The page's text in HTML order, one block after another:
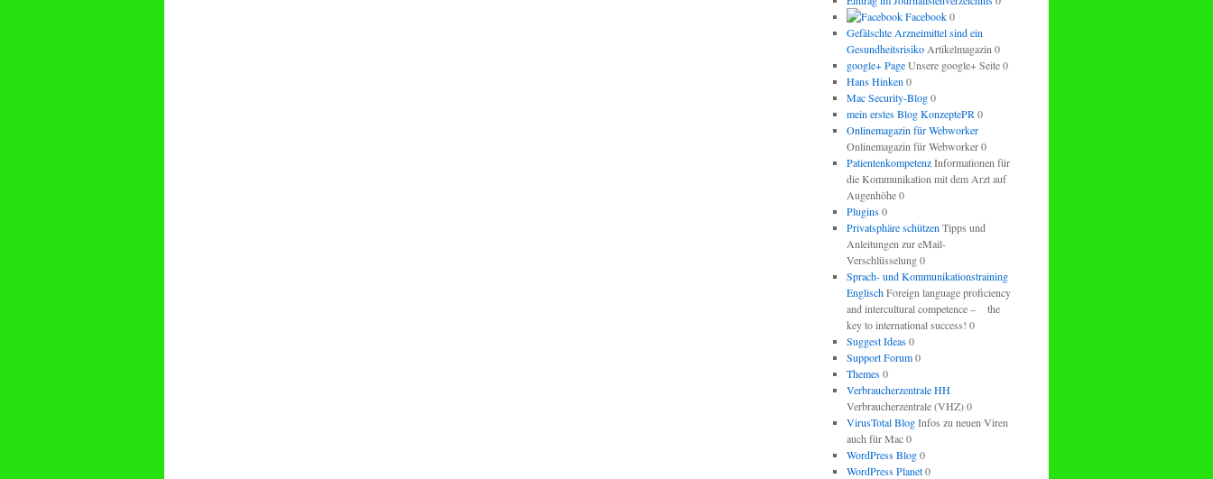
Facebook0
Gefälschte Arzneimittel sind ein
GesundheitsrisikoArtikelmagazin 0
google+ PageUnsere google+ Seite 0
Hans Hinken 0
Mac Security-Blog0
mein erstes Blog KonzeptePR 0
Onlinemagazin für Webworker
Onlinemagazin für Webworker 0
PatientenkompetenzInformationen für
die Kommunikation mit dem Arzt auf
Augenhöhe 0
Plugins0
Privatsphäre schützen Tipps und
Anleitungen zur eMail-
Verschlüsselung 0
Sprach- und Kommunikationstraining
EnglischForeign language proficiency
and intercultural competence – the
key to international success! 0
Suggest Ideas0
Support Forum0
Themes0
Verbraucherzentrale HH
Verbraucherzentrale (VHZ) 0
VirusTotal BlogInfos zu neuen Viren
auch für Mac 0
WordPress Blog0
WordPress Planet0